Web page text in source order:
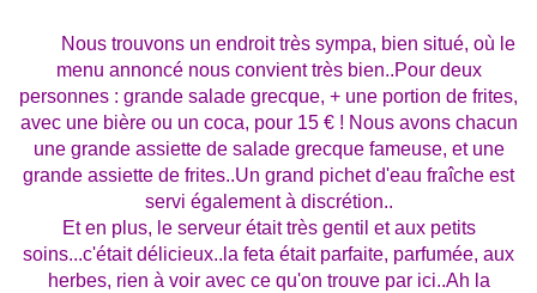
Nous trouvons un endroit très sympa, bien situé, où le
menu annoncé nous convient très bien..Pour deux
personnes : grande salade grecque, + une portion de frites,
avec une bière ou un coca, pour 15 € ! Nous avons chacun
une grande assiette de salade grecque fameuse, et une
grande assiette de frites..Un grand pichet d'eau fraîche est
servi également à discrétion..
Et en plus, le serveur était très gentil et aux petits
soins...c'était délicieux..la feta était parfaite, parfumée, aux
herbes, rien à voir avec ce qu'on trouve par ici..Ah la